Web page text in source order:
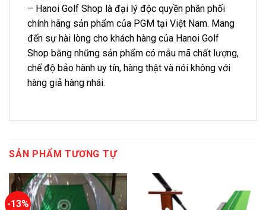
– Hanoi Golf Shop là đại lý độc quyền phân phối
chính hãng sản phẩm của PGM tại Việt Nam. Mang
đến sự hài lòng cho khách hàng của Hanoi Golf
Shop bằng những sản phẩm có mẫu mã chất lượng,
chế độ bảo hành uy tín, hàng thật và nói không với
hàng giả hàng nhái.
SẢN PHẨM TƯƠNG TỰ
-13%